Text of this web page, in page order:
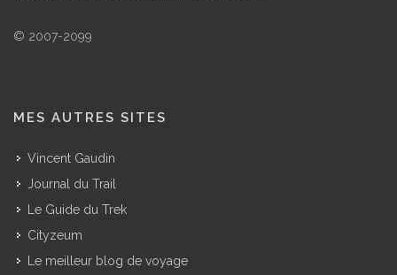
© 2007-2099
MES AUTRES SITES
Vincent Gaudin
Journal du Trail
Le Guide du Trek
Cityzeum
Le meilleur blog de voyage